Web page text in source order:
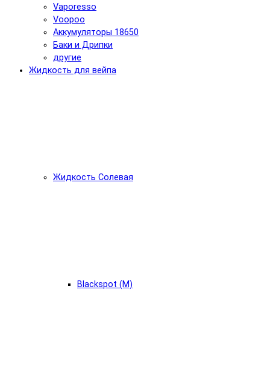
Vaporesso
Voopoo
Аккумуляторы 18650
Баки и Дрипки
другие
Жидкость для вейпа
Жидкость Солевая
Blackspot (М)